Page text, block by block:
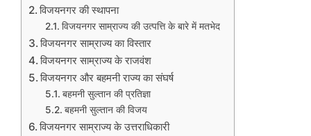
विजयनगर की स्थापना
विजयनगर साम्राज्य की उत्पत्ति के बारे में मतभेद
विजयनगर साम्राज्य का विस्तार
विजयनगर साम्राज्य के राजवंश
विजयनगर और बहमनी राज्य का संघर्ष
बहमनी सुल्तान की प्रतिज्ञा
बहमनी सुल्तान की विजय
विजयनगर साम्राज्य के उत्तराधिकारी